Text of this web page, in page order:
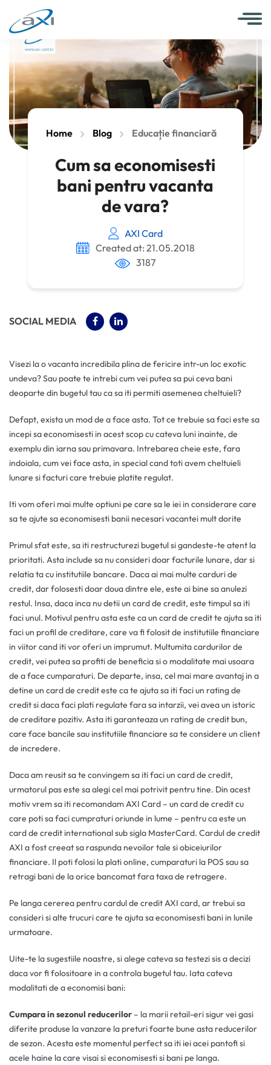
Home Blog Educație financiară
Cum sa economisesti
bani pentru vacanta
de vara?
AXI Card
Created at: 21.05.2018
3187
SOCIAL MEDIA (OPENS IN A NEW TAB)
(OPENS IN A NEW TAB)
Visezi la o vacanta incredibila plina de fericire intr-un loc exotic
undeva? Sau poate te intrebi cum vei putea sa pui ceva bani
deoparte din bugetul tau ca sa iti permiti asemenea cheltuieli?
Defapt, exista un mod de a face asta. Tot ce trebuie sa faci este sa
incepi sa economisesti in acest scop cu cateva luni inainte, de
exemplu din iarna sau primavara. Intrebarea cheie este, fara
indoiala, cum vei face asta, in special cand toti avem cheltuieli
lunare si facturi care trebuie platite regulat.
Iti vom oferi mai multe optiuni pe care sa le iei in considerare care
sa te ajute sa economisesti banii necesari vacantei mult dorite
Primul sfat este, sa iti restructurezi bugetul si gandeste-te atent la
prioritati. Asta include sa nu consideri doar facturile lunare, dar si
relatia ta cu institutiile bancare. Daca ai mai multe carduri de
credit, dar folosesti doar doua dintre ele, este ai bine sa anulezi
restul. Insa, daca inca nu detii un card de credit, este timpul sa iti
faci unul. Motivul pentru asta este ca un card de credit te ajuta sa iti
faci un profil de creditare, care va fi folosit de institutiile financiare
in viitor cand iti vor oferi un imprumut. Multumita cardurilor de
credit, vei putea sa profiti de beneficia si o modalitate mai usoara
de a face cumparaturi. De departe, insa, cel mai mare avantaj in a
detine un card de credit este ca te ajuta sa iti faci un rating de
credit si daca faci plati regulate fara sa intarzii, vei avea un istoric
de creditare pozitiv. Asta iti garanteaza un rating de credit bun,
care face bancile sau institutiile financiare sa te considere un client
de incredere.
Daca am reusit sa te convingem sa iti faci un card de credit,
urmatorul pas este sa alegi cel mai potrivit pentru tine. Din acest
motiv vrem sa iti recomandam AXI Card – un card de credit cu
care poti sa faci cumpraturi oriunde in lume – pentru ca este un
card de credit international sub sigla MasterCard. Cardul de credit
AXI a fost creeat sa raspunda nevoilor tale si obiceiurilor
financiare. Il poti folosi la plati online, cumparaturi la POS sau sa
retragi bani de la orice bancomat fara taxa de retragere.
Pe langa cererea pentru cardul de credit AXI card, ar trebui sa
consideri si alte trucuri care te ajuta sa economisesti bani in lunile
urmatoare.
Uite-te la sugestiile noastre, si alege cateva sa testezi sis a decizi
daca vor fi folositoare in a controla bugetul tau. Iata cateva
modalitati de a economisi bani:
Cumpara in sezonul reducerilor – la marii retail-eri sigur vei gasi
diferite produse la vanzare la preturi foarte bune asta reducerilor
de sezon. Acesta este momentul perfect sa iti iei acei pantofi si
acele haine la care visai si economisesti si bani pe langa.